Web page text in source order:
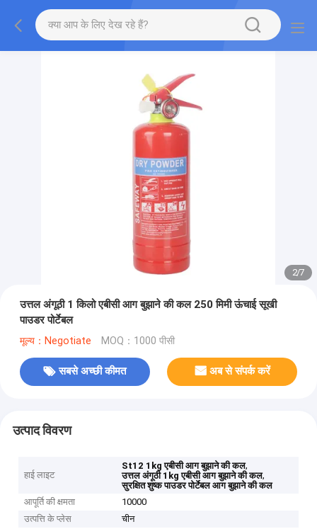
2/7
उत्तल अंगूठी 1 किलो एबीसी आग बुझाने की कल 250 मिमी ऊंचाई सूखी
पाउडर पोर्टेबल
मूल्य：Negotiate MOQ：1000 पीसी
सबसे अच्छी कीमत अब से संपर्क करें
उत्पाद विवरण
हाई लाइट
St12 1kg एबीसी आग बुझाने की कल,
उत्तल अंगूठी 1kg एबीसी आग बुझाने की कल,
सुरक्षित शुष्क पाउडर पोर्टेबल आग बुझाने की कल
आपूर्ति की क्षमता
10000
उत्पत्ति के प्लेस
चीन